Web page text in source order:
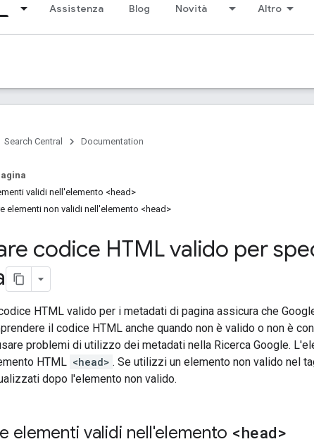
Assistenza Blog Novità Altro
Search Central Documentation
validi nell'elemento <head>
elementi non validi nell'elemento <head>
codice HTML valido per
HTML valido per i metadati di pagina assicura che
il codice HTML anche quando non è valido o non è
problemi di utilizzo dei metadati nella Ricerca Google.
HTML <head> . Se utilizzi un elemento non valido nel
dopo l'elemento non valido.
elementi validi nell'elemento <head>